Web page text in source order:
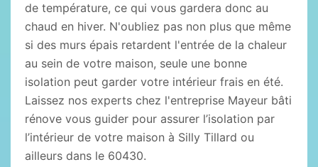
de température, ce qui vous gardera donc au
chaud en hiver. N'oubliez pas non plus que même
si des murs épais retardent l'entrée de la chaleur
au sein de votre maison, seule une bonne
isolation peut garder votre intérieur frais en été.
Laissez nos experts chez l'entreprise Mayeur bâti
rénove vous guider pour assurer l’isolation par
l’intérieur de votre maison à Silly Tillard ou
ailleurs dans le 60430.